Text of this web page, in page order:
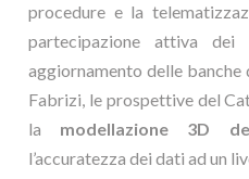
procedure e la
partecipazione attiva
aggiornamento delle
Fabrizi, le prospettive del
la modellazione 3D
l’accuratezza dei dati ad un